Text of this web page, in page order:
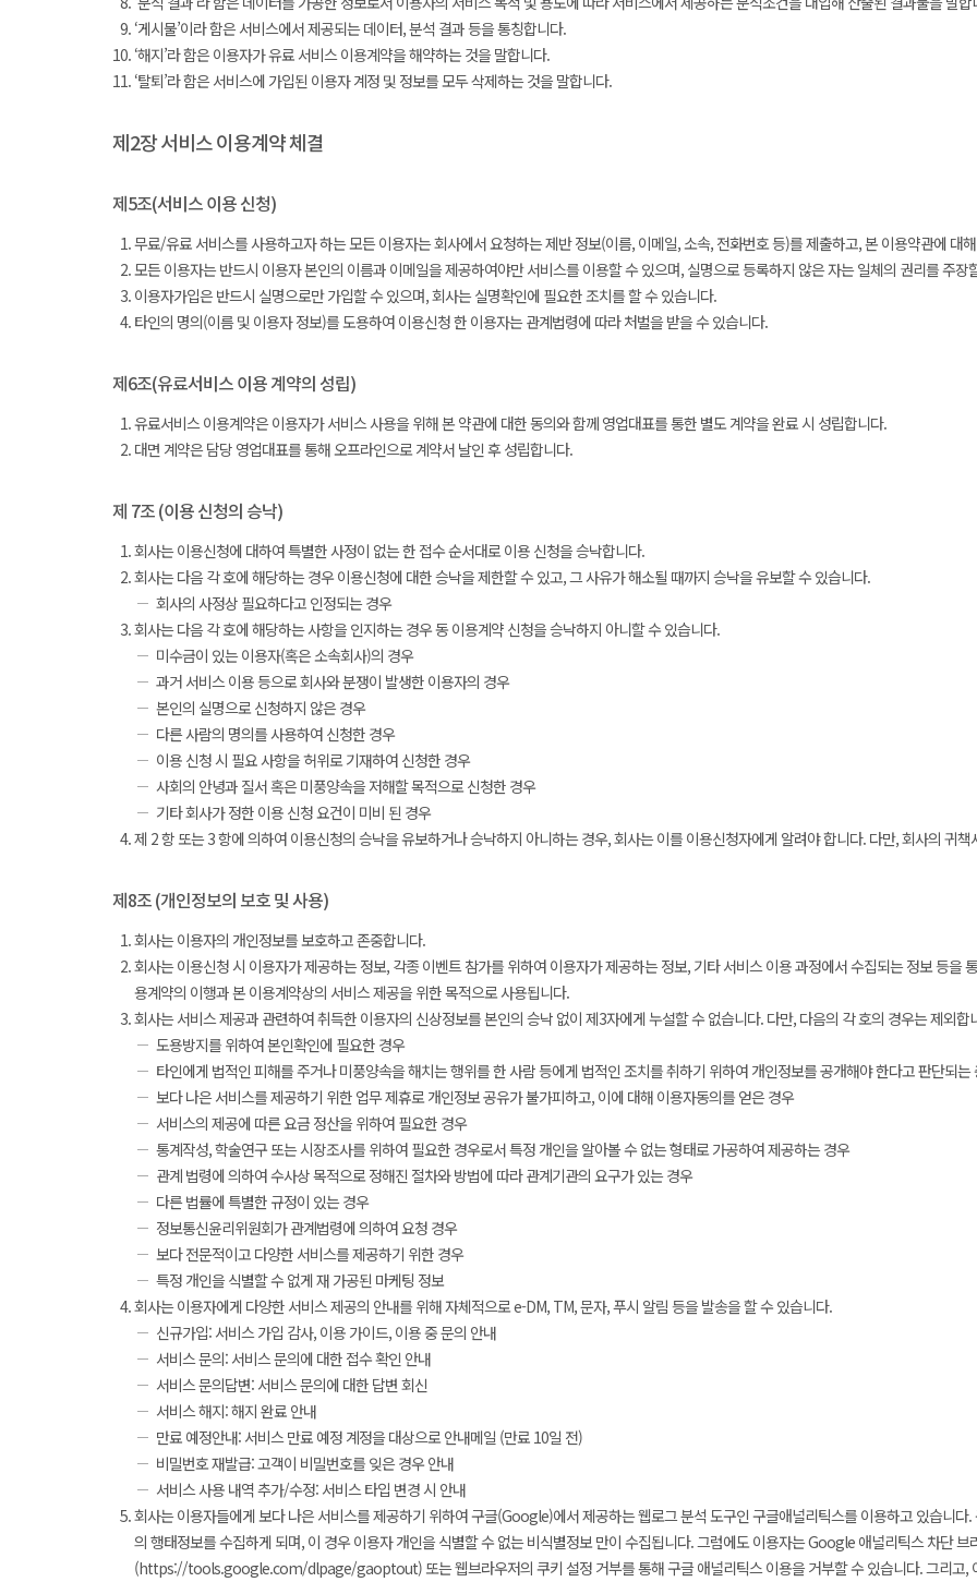
‘게시물’이라 함은 서비스에서 제공되는 데이터, 분석 결과 등을 통칭합니다.
‘해지’라 함은 이용자가 유료 서비스 이용계약을 해약하는 것을 말합니다.
‘탈퇴’라 함은 서비스에 가입된 이용자 계정 및 정보를 모두 삭제하는 것을 말합니다.
제2장 서비스 이용계약 체결
제5조(서비스 이용 신청)
무료/유료 서비스를 사용하고자 하는 모든 이용자는 회사에서 요청하는 제반 정보(이름, 이메일, 소속, 전화번호 등)를 제출하고, 본 이용약관에 대
모든 이용자는 반드시 이용자 본인의 이름과 이메일을 제공하여야만 서비스를 이용할 수 있으며, 실명으로 등록하지 않은 자는 일체의 권리를 주장
이용자가입은 반드시 실명으로만 가입할 수 있으며, 회사는 실명확인에 필요한 조치를 할 수 있습니다.
타인의 명의(이름 및 이용자 정보)를 도용하여 이용신청 한 이용자는 관계법령에 따라 처벌을 받을 수 있습니다.
제6조(유료서비스 이용 계약의 성립)
유료서비스 이용계약은 이용자가 서비스 사용을 위해 본 약관에 대한 동의와 함께 영업대표를 통한 별도 계약을 완료 시 성립합니다.
대면 계약은 담당 영업대표를 통해 오프라인으로 계약서 날인 후 성립합니다.
제 7조 (이용 신청의 승낙)
회사는 이용신청에 대하여 특별한 사정이 없는 한 접수 순서대로 이용 신청을 승낙합니다.
회사는 다음 각 호에 해당하는 경우 이용신청에 대한 승낙을 제한할 수 있고, 그 사유가 해소될 때까지 승낙을 유보할 수 있습니다.
회사의 사정상 필요하다고 인정되는 경우
회사는 다음 각 호에 해당하는 사항을 인지하는 경우 동 이용계약 신청을 승낙하지 아니할 수 있습니다.
미수금이 있는 이용자(혹은 소속회사)의 경우
과거 서비스 이용 등으로 회사와 분쟁이 발생한 이용자의 경우
본인의 실명으로 신청하지 않은 경우
다른 사람의 명의를 사용하여 신청한 경우
이용 신청 시 필요 사항을 허위로 기재하여 신청한 경우
사회의 안녕과 질서 혹은 미풍양속을 저해할 목적으로 신청한 경우
기타 회사가 정한 이용 신청 요건이 미비 된 경우
제 2 항 또는 3 항에 의하여 이용신청의 승낙을 유보하거나 승낙하지 아니하는 경우, 회사는 이를 이용신청자에게 알려야 합니다. 다만, 회사의 귀
제8조 (개인정보의 보호 및 사용)
회사는 이용자의 개인정보를 보호하고 존중합니다.
회사는 이용신청 시 이용자가 제공하는 정보, 각종 이벤트 참가를 위하여 이용자가 제공하는 정보, 기타 서비스 이용 과정에서 수집되는 정보 등을
용계약의 이행과 본 이용계약상의 서비스 제공을 위한 목적으로 사용됩니다.
회사는 서비스 제공과 관련하여 취득한 이용자의 신상정보를 본인의 승낙 없이 제3자에게 누설할 수 없습니다. 다만, 다음의 각 호의 경우는 제외합
도용방지를 위하여 본인확인에 필요한 경우
타인에게 법적인 피해를 주거나 미풍양속을 해치는 행위를 한 사람 등에게 법적인 조치를 취하기 위하여 개인정보를 공개해야 한다고 판단되
보다 나은 서비스를 제공하기 위한 업무 제휴로 개인정보 공유가 불가피하고, 이에 대해 이용자동의를 얻은 경우
서비스의 제공에 따른 요금 정산을 위하여 필요한 경우
통계작성, 학술연구 또는 시장조사를 위하여 필요한 경우로서 특정 개인을 알아볼 수 없는 형태로 가공하여 제공하는 경우
관계 법령에 의하여 수사상 목적으로 정해진 절차와 방법에 따라 관계기관의 요구가 있는 경우
다른 법률에 특별한 규정이 있는 경우
정보통신윤리위원회가 관계법령에 의하여 요청 경우
보다 전문적이고 다양한 서비스를 제공하기 위한 경우
특정 개인을 식별할 수 없게 재 가공된 마케팅 정보
회사는 이용자에게 다양한 서비스 제공의 안내를 위해 자체적으로 e-DM, TM, 문자, 푸시 알림 등을 발송을 할 수 있습니다.
신규가입: 서비스 가입 감사, 이용 가이드, 이용 중 문의 안내
서비스 문의: 서비스 문의에 대한 접수 확인 안내
서비스 문의답변: 서비스 문의에 대한 답변 회신
서비스 해지: 해지 완료 안내
만료 예정안내: 서비스 만료 예정 계정을 대상으로 안내메일 (만료 10일 전)
비밀번호 재발급: 고객이 비밀번호를 잊은 경우 안내
서비스 사용 내역 추가/수정: 서비스 타입 변경 시 안내
회사는 이용자들에게 보다 나은 서비스를 제공하기 위하여 구글(Google)에서 제공하는 웹로그 분석 도구인 구글애널리틱스를 이용하고 있습니
의 행태정보를 수집하게 되며, 이 경우 이용자 개인을 식별할 수 없는 비식별정보 만이 수집됩니다. 그럼에도 이용자는 Google 애널리틱스 차단 브
(https://tools.google.com/dlpage/gaoptout) 또는 웹브라우저의 쿠키 설정 거부를 통해 구글 애널리틱스 이용을 거부할 수 있습니다. 그리고,